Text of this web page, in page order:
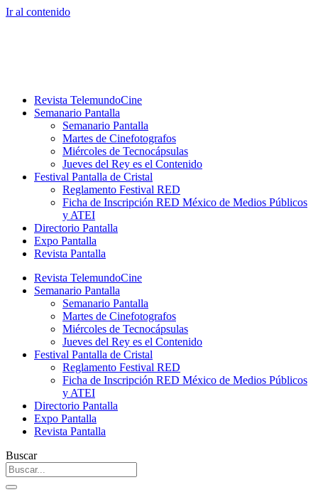
Ir al contenido
Revista TelemundoCine
Semanario Pantalla
Semanario Pantalla
Martes de Cinefotografos
Miércoles de Tecnocápsulas
Jueves del Rey es el Contenido
Festival Pantalla de Cristal
Reglamento Festival RED
Ficha de Inscripción RED México de Medios Públicos
y ATEI
Directorio Pantalla
Expo Pantalla
Revista Pantalla
Revista TelemundoCine
Semanario Pantalla
Semanario Pantalla
Martes de Cinefotografos
Miércoles de Tecnocápsulas
Jueves del Rey es el Contenido
Festival Pantalla de Cristal
Reglamento Festival RED
Ficha de Inscripción RED México de Medios Públicos
y ATEI
Directorio Pantalla
Expo Pantalla
Revista Pantalla
Buscar